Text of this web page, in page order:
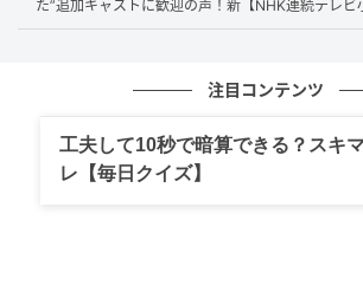
を生きてほしいと伝えるが、ツギは
に紡いできた本作。最終話もその余韻
願う声が後を絶たないのも頷ける幕切
た”追加キャストに歓迎の声！新【NHK連続テレビ
注目コンテンツ
工夫して10秒で暗算できる？スキ
レ【毎日クイズ】